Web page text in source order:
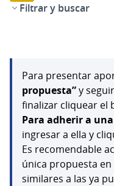
Filtrar y buscar
Para presentar
propuesta”y
finalizar cliquear el
Para adherir a
ingresar a ella y
Es recomendable
única propuesta
similares a las ya